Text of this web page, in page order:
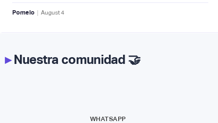
Pomelo | August4
▸Nuestra comunidad 🤝
WHATSAPP